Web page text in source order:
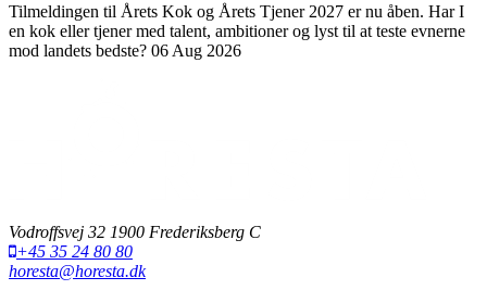
Tilmeldingen til Årets Kok og Årets Tjener 2027 er nu åben. Har I
en kok eller tjener med talent, ambitioner og lyst til at teste evnerne
mod landets bedste? 06 Aug 2026
Vodroffsvej 32 1900 Frederiksberg C
+45 35 24 80 80
horesta@horesta.dk